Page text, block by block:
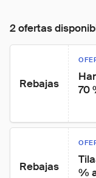
2 ofertas
Rebajas
70
Rebajas
%